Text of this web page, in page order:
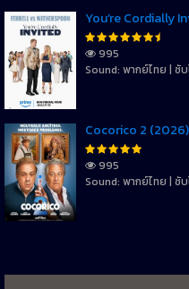
You’re Cordially
995
Sound: พากย์ไทย | ซั
Cocorico 2 (2026)
995
Sound: พากย์ไทย | ซั